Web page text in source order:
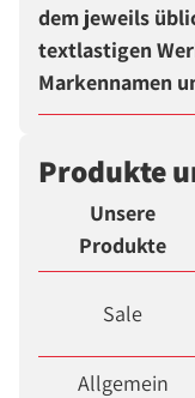
dem jeweils
textlastigen
Markennamen
Produkte
Unsere
Produkte
Sale
Allgemein